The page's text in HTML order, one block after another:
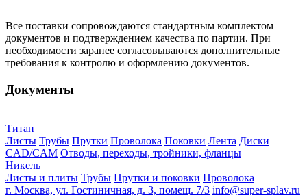
Все поставки сопровождаются стандартным комплектом
документов и подтверждением качества по партии. При
необходимости заранее согласовываются дополнительные
требования к контролю и оформлению документов.
Документы
Титан
Листы Трубы Прутки Проволока Поковки Лента Диски
CAD/CAM Отводы, переходы, тройники, фланцы
Никель
Листы и плиты Трубы Прутки и поковки Проволока
г. Москва, ул. Гостиничная, д. 3, помещ. 7/3 info@super-splav.ru